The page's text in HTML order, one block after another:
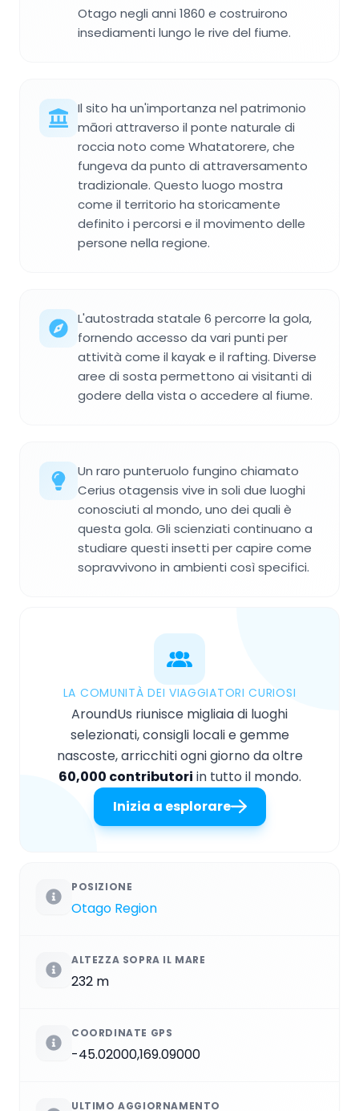
Otago negli anni 1860 e costruirono
insediamenti lungo le rive del fiume.
Il sito ha un'importanza nel patrimonio
māori attraverso il ponte naturale di
roccia noto come Whatatorere, che
fungeva da punto di attraversamento
tradizionale. Questo luogo mostra
come il territorio ha storicamente
definito i percorsi e il movimento delle
persone nella regione.
L'autostrada statale 6 percorre la gola,
fornendo accesso da vari punti per
attività come il kayak e il rafting. Diverse
aree di sosta permettono ai visitanti di
godere della vista o accedere al fiume.
Un raro punteruolo fungino chiamato
Cerius otagensis vive in soli due luoghi
conosciuti al mondo, uno dei quali è
questa gola. Gli scienziati continuano a
studiare questi insetti per capire come
sopravvivono in ambienti così specifici.
LA COMUNITÀ DEI VIAGGIATORI CURIOSI
AroundUs riunisce migliaia di luoghi
selezionati, consigli locali e gemme
nascoste, arricchiti ogni giorno da oltre
60,000 contributori in tutto il mondo.
Inizia a esplorare
POSIZIONE
Otago Region
ALTEZZA SOPRA IL MARE
232 m
COORDINATE GPS
-45.02000,169.09000
ULTIMO AGGIORNAMENTO